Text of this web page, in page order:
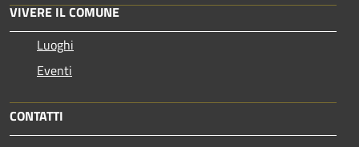
VIVERE IL COMUNE
Luoghi
Eventi
CONTATTI